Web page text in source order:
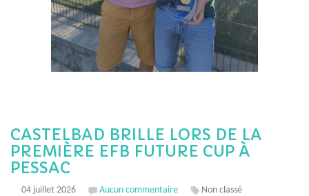
CASTELBAD BRILLE LORS DE LA
PREMIÈRE EFB FUTURE CUP À
PESSAC
04 juillet 2026 Aucun commentaire
Non classé